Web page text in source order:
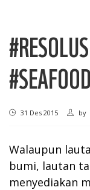
#SEAFOOD
31 Des 2015 by
Walaupun
bumi, lautan
menyediakan